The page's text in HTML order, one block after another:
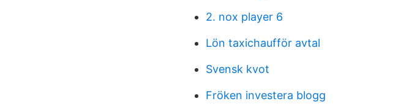
2. nox player 6
Lön taxichaufför avtal
Svensk kvot
Fröken investera blogg